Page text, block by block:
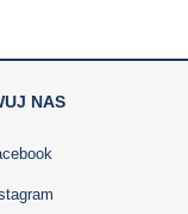
NAS